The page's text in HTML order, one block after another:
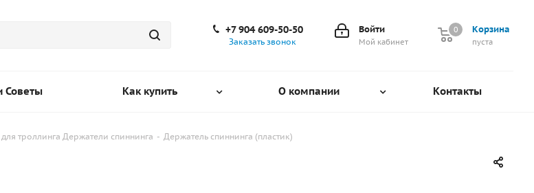
Корзина
0
пуста
0
Войти
Мой кабинет
+7 904 609-50-50
Заказать звонок
Советы Как купить О компании Контакты
для троллинга Держатели спиннинга - Держатель спиннинга (пластик)